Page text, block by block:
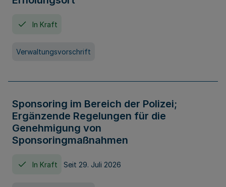
In Kraft
Verwaltungsvorschrift
Sponsoring im Bereich der Polizei;
Ergänzende Regelungen für die
Genehmigung von
Sponsoringmaßnahmen
In Kraft Seit 29. Juli 2026